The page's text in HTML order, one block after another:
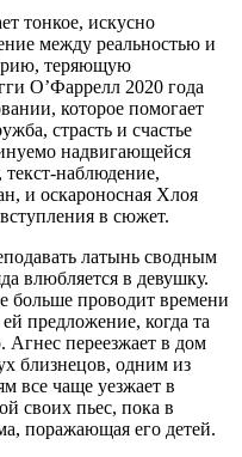
тонкое, искусно
между реальностью и
теряющую
О’Фаррелл 2020 года
которое помогает
страсть и счастье
надвигающейся
наблюдение,
и оскароносная Хлоя
в сюжет.
латынь сводным
влюбляется в девушку.
больше проводит времени
предложение, когда та
Агнес переезжает в дом
близнецов, одним из
все чаще уезжает в
своих пьес, пока в
поражающая его детей.